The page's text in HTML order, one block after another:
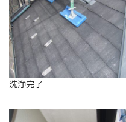
洗浄完了